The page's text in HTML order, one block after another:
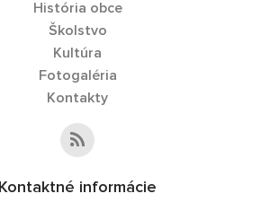
História obce
Školstvo
Kultúra
Fotogaléria
Kontakty
Kontaktné informácie